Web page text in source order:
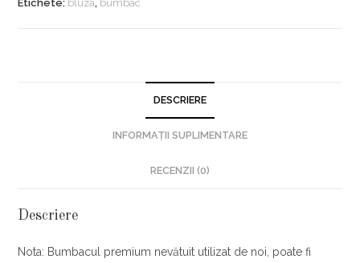
Etichete: bluza, bumbac
DESCRIERE
INFORMAȚII SUPLIMENTARE
RECENZII (0)
Descriere
Nota: Bumbacul premium nevătuit utilizat de noi, poate fi